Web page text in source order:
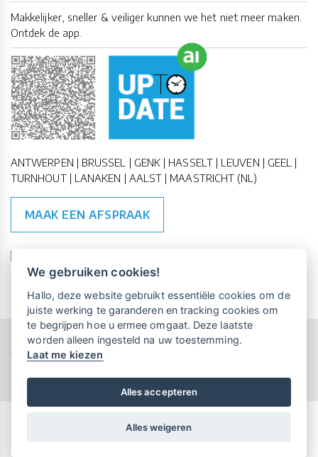
Makkelijker, sneller & veiliger kunnen we het niet meer maken.
Ontdek de app.
ANTWERPEN | BRUSSEL | GENK | HASSELT | LEUVEN | GEEL |
TURNHOUT | LANAKEN | AALST | MAASTRICHT (NL)
MAAK EEN AFSPRAAK
🇪🇺 🇧🇪
Copyright All Rights Reserved © 2015-2026 UP-TO-DATE
WebDesign
Privacy & Cookies
Locations Algemene Voorwaarden
We gebruiken cookies!
Hallo, deze website gebruikt essentiële cookies om de
juiste werking te garanderen en tracking cookies om
te begrijpen hoe u ermee omgaat. Deze laatste
worden alleen ingesteld na uw toestemming.
Laat me kiezen
Alles accepteren
Alles weigeren
een persoonlijke demo.
Maandelijks gratis opleidingen